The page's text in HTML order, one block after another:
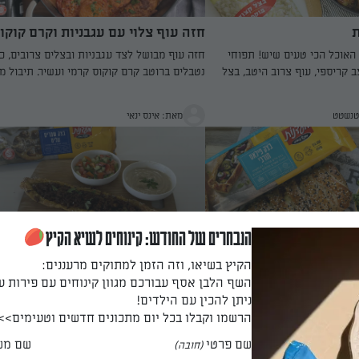
האוכל הכי טעים שיש! תפוחי
קריספי, עוף צרוב היטב, בצל
שלמות.
חזה עוף צלוי עם עגבניות וקרם
חזה עוף מבושל לצד עגבניות ובצלים צרובים,
נטבלים ברוטב קרם קוקוס קרמי ועשיר. תיבול
מאת: אינס ינאי
במילוי פרגיות
פרגיות
חצ׳פורי בשר
מאכל גאורגי מסורתי מלא בחלבון ומפוצץ
השילוב של הבשר והלחם מנחם, מפנק ומשדרג
שולחן
מאת: בת-אל סאנאניס מקייטן
הנבחרים של החודש: קינוחים לשיא הקיץ
הקיץ בשיאו, וזה הזמן למתוקים מרעננים:
השף הלבן אסף עבורכם מגוון קינוחים עם פירות
ניתן להכין עם הילדים!
הרשמו וקבלו בכל יום מתכונים חדשים
שם פרטי(חובה) שם